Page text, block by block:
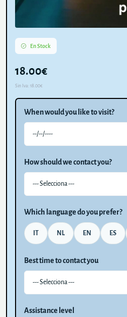
En Stock
18.00€
Sin Iva: 18.00€
When would you like to visit?
How should we contact you?
Which language do you prefer?
IT NL EN ES
Best time to contact you
Assistance level